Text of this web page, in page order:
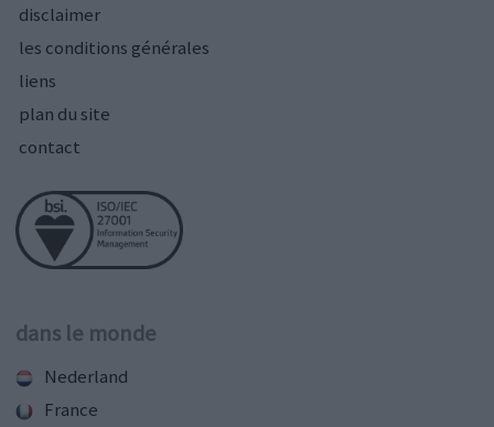
disclaimer
les conditions générales
liens
plan du site
contact
dans le monde
Nederland
France